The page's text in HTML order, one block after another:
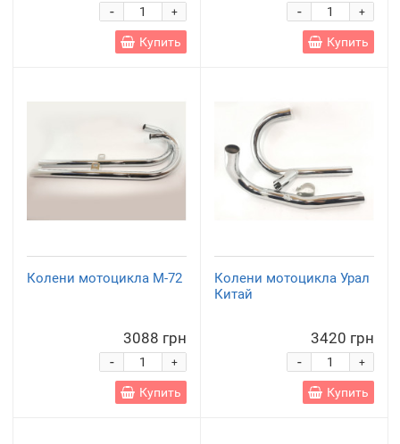
+
-
Купить
+
-
Купить
Колени мотоцикла М-72
3088 грн
+
-
Купить
Колени мотоцикла Урал
Китай
3420 грн
+
-
Купить